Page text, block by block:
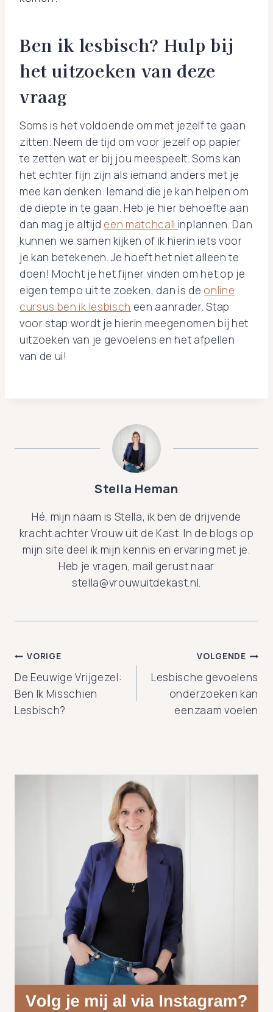
Ben ik lesbisch? Hulp bij
het uitzoeken van deze
vraag
Soms is het voldoende om met jezelf te gaan
zitten. Neem de tijd om voor jezelf op papier
te zetten wat er bij jou meespeelt. Soms kan
het echter fijn zijn als iemand anders met je
mee kan denken. Iemand die je kan helpen om
de diepte in te gaan. Heb je hier behoefte aan
dan mag je altijd een matchcall inplannen. Dan
kunnen we samen kijken of ik hierin iets voor
je kan betekenen. Je hoeft het niet alleen te
doen! Mocht je het fijner vinden om het op je
eigen tempo uit te zoeken, dan is de online
cursus ben ik lesbisch een aanrader. Stap
voor stap wordt je hierin meegenomen bij het
uitzoeken van je gevoelens en het afpellen
van de ui!
Stella Heman
Hé, mijn naam is Stella, ik ben de drijvende
kracht achter Vrouw uit de Kast. In de blogs op
mijn site deel ik mijn kennis en ervaring met je.
Heb je vragen, mail gerust naar
stella@vrouwuitdekast.nl.
Bericht
navigatie
VORIGE
De Eeuwige Vrijgezel:
Ben Ik Misschien
Lesbisch?
VOLGENDE
Lesbische gevoelens
onderzoeken kan
eenzaam voelen